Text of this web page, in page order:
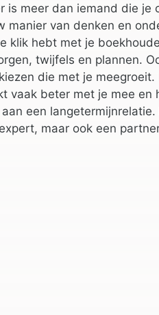
is meer dan iemand die je
manier van denken en
klik hebt met je
twijfels en plannen.
die met je
vaak beter met je mee en
een
maar ook een